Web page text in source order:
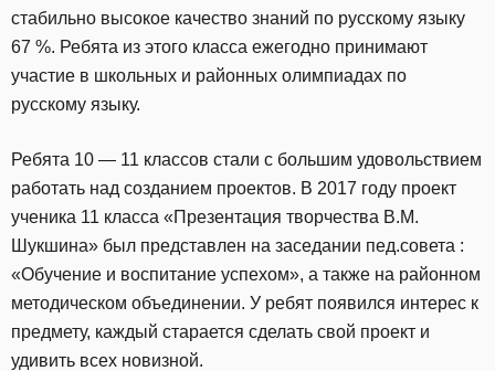
стабильно высокое качество знаний по русскому языку
67 %. Ребята из этого класса ежегодно принимают
участие в школьных и районных олимпиадах по
русскому языку.
Ребята 10 — 11 классов стали с большим удовольствием
работать над созданием проектов. В 2017 году проект
ученика 11 класса «Презентация творчества В.М.
Шукшина» был представлен на заседании пед.совета :
«Обучение и воспитание успехом», а также на районном
методическом объединении. У ребят появился интерес к
предмету, каждый старается сделать свой проект и
удивить всех новизной.